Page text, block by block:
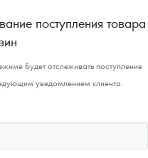
поступления товара
будет отслеживать поступление
уведомлением клиента.